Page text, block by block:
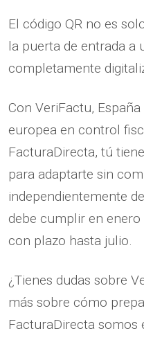
El código QR no es
la puerta de entrada a
completamente
Con VeriFactu,
europea en control
FacturaDirecta, tú
para adaptarte sin
independientemente
debe cumplir en
con plazo hasta julio.
¿Tienes dudas sobre
más sobre cómo
FacturaDirecta somos